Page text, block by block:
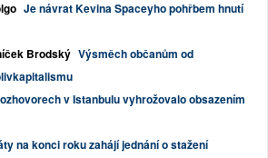
Je návrat Kevina Spaceyho pohřbem hnutí
Brodský Výsměch občanům od
v Istanbulu vyhrožovalo obsazením
na konci roku zahájí jednání o stažení